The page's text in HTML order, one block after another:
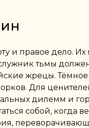
и правое дело. Их
тьмы
жрецы. Тёмное
Для
дилемм и
собой, когда